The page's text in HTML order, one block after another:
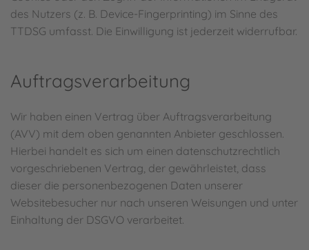
des Nutzers (z. B. Device-Fingerprinting) im Sinne des
TTDSG umfasst. Die Einwilligung ist jederzeit widerrufbar.
Auftragsverarbeitung
Wir haben einen Vertrag über Auftragsverarbeitung
(AVV) mit dem oben genannten Anbieter geschlossen.
Hierbei handelt es sich um einen datenschutzrechtlich
vorgeschriebenen Vertrag, der gewährleistet, dass
dieser die personenbezogenen Daten unserer
Websitebesucher nur nach unseren Weisungen und unter
Einhaltung der DSGVO verarbeitet.